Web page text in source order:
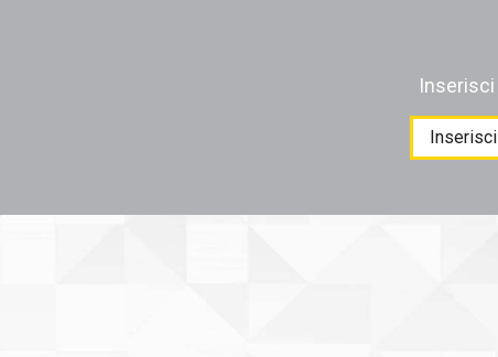
Inserisci
Products
search